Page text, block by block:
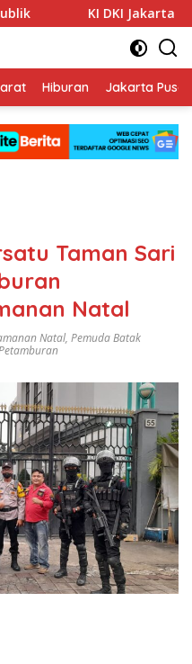
KI DKI Jakarta : PT JIEP
Hiburan Jakarta Pusat
Taman Sari
Natal
Natal, Pemuda Batak